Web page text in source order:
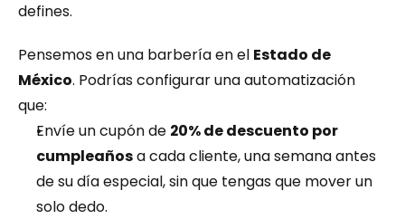
defines.
Pensemos en una barbería en el Estado de
México. Podrías configurar una automatización
que:
Envíe un cupón de 20% de descuento por
cumpleaños a cada cliente, una semana antes
de su día especial, sin que tengas que mover un
solo dedo.